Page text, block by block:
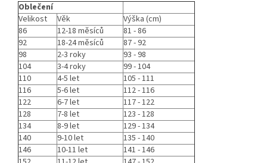
Oblečení
Velikost
Věk
Výška (cm)
86
12-18 měsíců
81 - 86
92
18-24 měsíců
87 - 92
98
2-3 roky
93 - 98
104
3-4 roky
99 - 104
110
4-5 let
105 - 111
116
5-6 let
112 - 116
122
6-7 let
117 - 122
128
7-8 let
123 - 128
134
8-9 let
129 - 134
140
9-10 let
135 - 140
146
10-11 let
141 - 146